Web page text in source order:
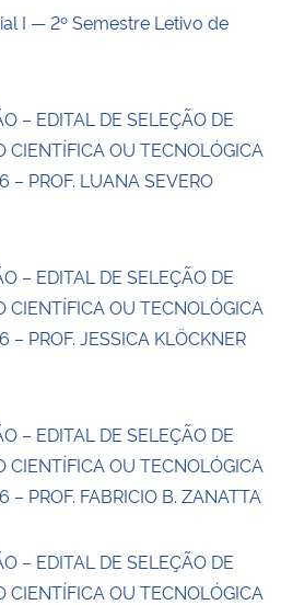
I — 2º Semestre Letivo de
– EDITAL DE SELEÇÃO DE
CIENTÍFICA OU TECNOLÓGICA
– PROF. LUANA SEVERO
– EDITAL DE SELEÇÃO DE
CIENTÍFICA OU TECNOLÓGICA
PROF. JESSICA KLÖCKNER
– EDITAL DE SELEÇÃO DE
CIENTÍFICA OU TECNOLÓGICA
PROF. FABRICIO B. ZANATTA
– EDITAL DE SELEÇÃO DE
CIENTÍFICA OU TECNOLÓGICA